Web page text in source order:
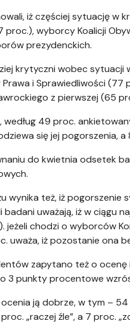
iż częściej sytuację w
proc.), wyborcy Koalicji
prezydenckich.
krytyczni wobec sytuacji
i Sprawiedliwości (77
z pierwszej (65
według 49 proc.
się jej pogorszenia,
do kwietnia odsetek
wynika też, iż pogorszenie
uważają, iż w ciągu
jeżeli chodzi o wyborców
uważa, iż pozostanie ona
zapytano też o ocenę
3 punkty procentowe
ją dobrze, w tym – 54
„raczej źle”, a 7 proc.